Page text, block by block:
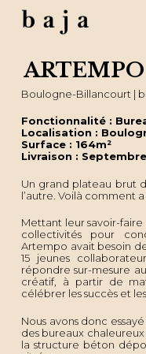
main
ARTEMPO
Boulogne-Billancourt |
Fonctionnalité :
Localisation :
Surface : 164m²
Livraison :
Un grand plateau brut
l’autre. Voilà comment
Mettant leur savoir-
collectivités pour
Artempo avait besoin
15 jeunes
répondre sur-mesure
créatif, à partir de
célébrer les succès et
Nous avons donc
des bureaux
la structure béton